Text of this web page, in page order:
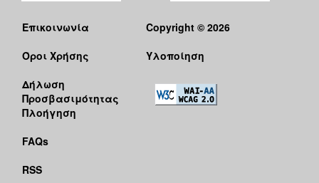
Επικοινωνία
Όροι Χρήσης
Δήλωση
Προσβασιμότητας
Πλοήγηση
FAQs
RSS
Copyright © 2026
Υλοποίηση